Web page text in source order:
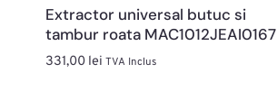
Extractor universal butuc si
tambur roata MAC1012JEAI0167
331,00 lei TVA Inclus